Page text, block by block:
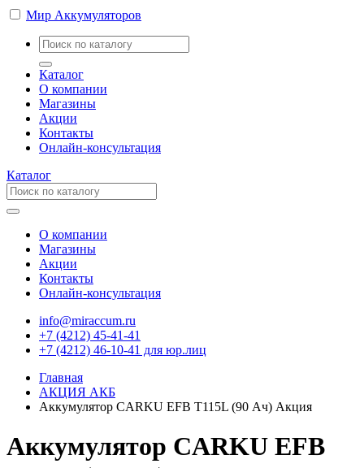
Мир Аккумуляторов
Каталог
О компании
Магазины
Акции
Контакты
Онлайн-консультация
Каталог
О компании
Магазины
Акции
Контакты
Онлайн-консультация
info@miraccum.ru
+7 (4212) 45-41-41
+7 (4212) 46-10-41 для юр.лиц
Главная
АКЦИЯ АКБ
Аккумулятор CARKU EFB T115L (90 Ач) Акция
Аккумулятор CARKU EFB